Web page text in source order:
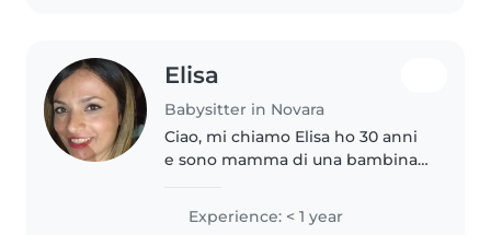
Elisa
Babysitter in Novara
Ciao, mi chiamo Elisa ho 30 anni
e sono mamma di una bambina
babysitter a Novara e dintorni.
Sono una persona responsabile,
Experience: < 1 year